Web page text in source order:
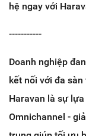
hệ ngay với
-----------
Doanh nghiệp
kết nối với đa
Haravan là sự
Omnichannel -